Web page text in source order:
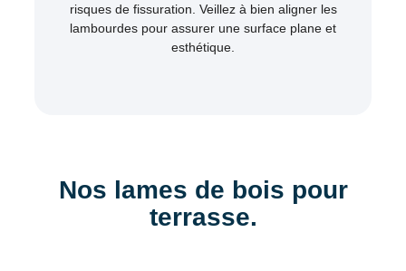
risques de fissuration. Veillez à bien aligner les
lambourdes pour assurer une surface plane et
esthétique.
Nos lames de bois pour
terrasse.